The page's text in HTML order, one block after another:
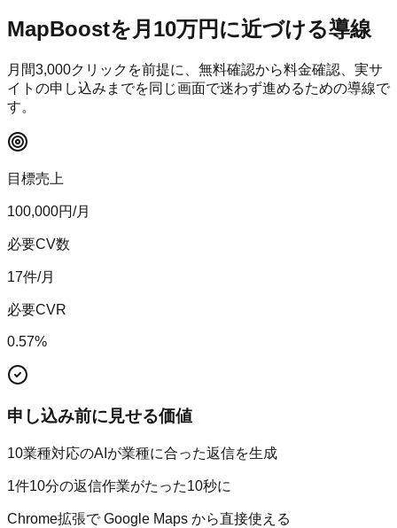
MapBoostを月10万円に近づける導線
月間3,000クリックを前提に、無料確認から料金確認、実サ
イトの申し込みまでを同じ画面で迷わず進めるための導線で
す。
目標売上
100,000円/月
必要CV数
17件/月
必要CVR
0.57%
申し込み前に見せる価値
10業種対応のAIが業種に合った返信を生成
1件10分の返信作業がたった10秒に
Chrome拡張で Google Maps から直接使える